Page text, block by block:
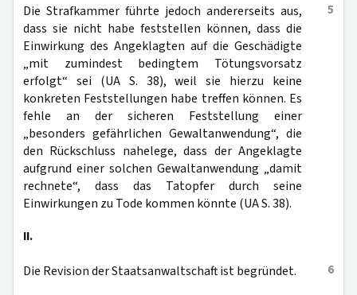
5
Die Strafkammer führte jedoch andererseits aus,
dass sie nicht habe feststellen können, dass die
Einwirkung des Angeklagten auf die Geschädigte
„mit zumindest bedingtem Tötungsvorsatz
erfolgt“ sei (UA S. 38), weil sie hierzu keine
konkreten Feststellungen habe treffen können. Es
fehle an der sicheren Feststellung einer
„besonders gefährlichen Gewaltanwendung“, die
den Rückschluss nahelege, dass der Angeklagte
aufgrund einer solchen Gewaltanwendung „damit
rechnete“, dass das Tatopfer durch seine
Einwirkungen zu Tode kommen könnte (UA S. 38).
II.
6
Die Revision der Staatsanwaltschaft ist begründet.